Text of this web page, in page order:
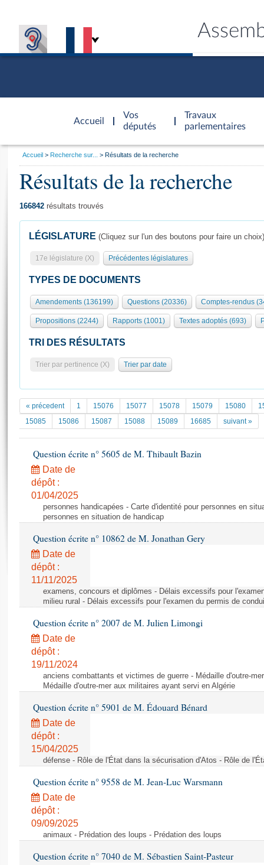
Accueil
d'accueil
Vos
députés
Travaux
parlementaires
Présidence
577 députés
Groupes politiques
Séance publique
Commissions et autres organes
Europe et International
Pétitions
Documents parlementaires
Projets de loi
Propositions de loi
Amendements
Textes adoptés
Rapports d'information
Rapports législatifs
Rapports sur l'application des lois
Baromètre de l’application des lois
Dossiers législatifs
Budget et sécurité sociale
Questions écrites et orales
Comptes rendus des débats
Général
Rôle et pouvoirs de l'Assemblée
Organisation de l'Assemblée
Présidence Conférence des Présidents Bureau Collège des
Statistiques et chiffres clés
Documents de référence
( Constitution | Règlement de l'Assemblée ... )
Histoire
Juniors
Anciennes législatures
Liens vers les sites publics
Visiter l'Assemblée
Visite virtuelle du palais Bourbon
Assister à une séance
La Bibliothèque
Les archives
Contacts et plan d'accès
Photos libres de droit
Vous
Accueil Recherche sur... Résultats de la recherche
Résultats de la recherche
166842 résultats trouvés
LÉGISLATURE (Cliquez sur l'un des boutons pour faire un choix)
17e législature (X) Précédentes législatures
TYPES DE DOCUMENTS
Amendements (136199) Questions (20336) Comptes-rendus
Propositions (2244) Rapports (1001) Textes adoptés (693)
TRI DES RÉSULTATS
Trier par pertinence (X) Trier par date
« précedent 1 15076 15077 15078 15079 15080
15085
15086 15087 15088 15089 16685 suivant »
Question écrite n° 5605 de M. Thibault Bazin
Date de
dépôt :
01/04/2025
personnes handicapées - Carte d'identité pour personnes en
personnes en situation de handicap
Question écrite n° 10862 de M. Jonathan Gery
Date de
dépôt :
11/11/2025
examens, concours et diplômes - Délais excessifs pour
milieu rural - Délais excessifs pour l'examen du permis de
Question écrite n° 2007 de M. Julien Limongi
Date de
dépôt :
19/11/2024
anciens combattants et victimes de guerre - Médaille d'outre-
Médaille d'outre-mer aux militaires ayant servi en Algérie
Question écrite n° 5901 de M. Édouard Bénard
Date de
dépôt :
15/04/2025
défense - Rôle de l'État dans la sécurisation d'Atos - Rôle de
Question écrite n° 9558 de M. Jean-Luc Warsmann
Date de
dépôt :
09/09/2025
animaux - Prédation des loups - Prédation des loups
Question écrite n° 7040 de M. Sébastien Saint-Pasteur